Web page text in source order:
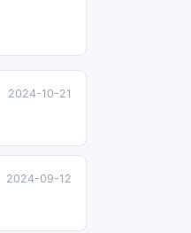
2024-10-21
2024-09-12